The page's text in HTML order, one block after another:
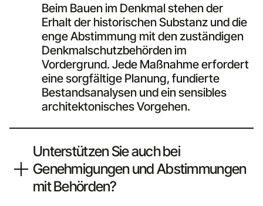
Beim Bauen im Denkmal stehen der
Erhalt der historischen Substanz und die
enge Abstimmung mit den zuständigen
Denkmalschutzbehörden im
Vordergrund. Jede Maßnahme erfordert
eine sorgfältige Planung, fundierte
Bestandsanalysen und ein sensibles
architektonisches Vorgehen.
Unterstützen Sie auch bei
Genehmigungen und Abstimmungen
mit Behörden?